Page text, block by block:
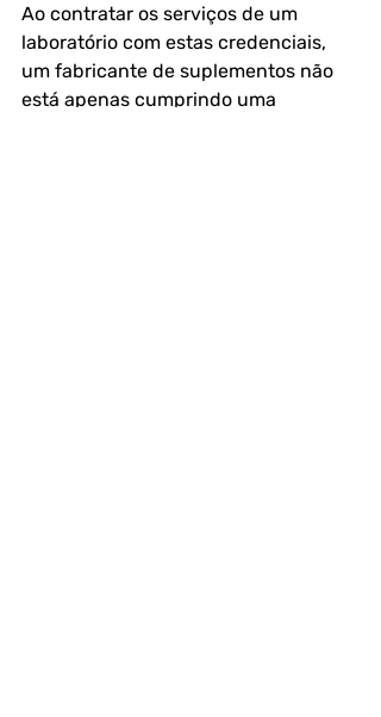
Ao contratar os serviços de um
laboratório com estas credenciais,
um fabricante de suplementos não
está apenas cumprindo uma